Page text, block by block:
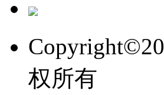
权所有